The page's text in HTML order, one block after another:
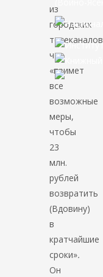
из
городских
телеканалов
что
«примет
все
возможные
меры,
чтобы
23
млн.
рублей
возвратить
(Вдовину)
в
кратчайшие
сроки».
Он